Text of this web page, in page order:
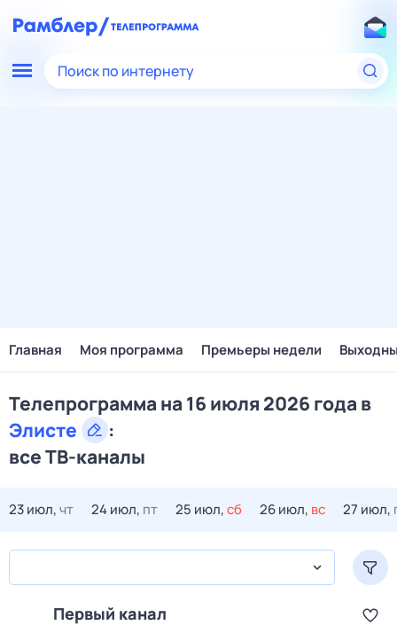
Поиск по интернету
Главная Моя программа Премьеры недели
Телепрограмма на 16 июля 2026 года в
Элисте
:
все ТВ-каналы
23 июл,чт 24 июл, пт 25 июл,сб 26 июл, вс 27 июл,
Первый канал